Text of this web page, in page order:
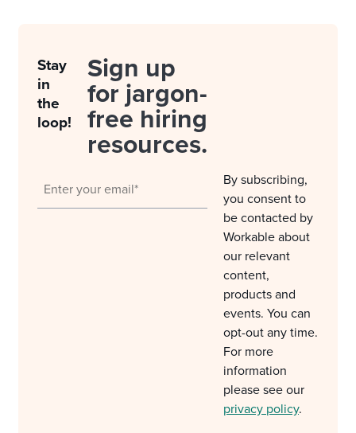
Stay
in
the
loop!
Sign up
for jargon-
free hiring
resources.
By subscribing,
you consent to
be contacted by
Workable about
our relevant
content,
products and
events. You can
opt-out any time.
For more
information
please see our
privacy policy.